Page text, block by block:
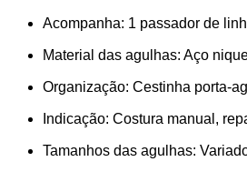
Acompanha: 1 passador de
Material das agulhas: Aço
Organização: Cestinha porta-
Indicação: Costura manual,
Tamanhos das agulhas: